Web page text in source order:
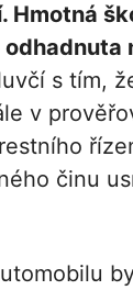
Hmotná
odhadnuta
s tím,
v
činu